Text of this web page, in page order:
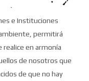
e Instituciones
permitirá
realice en armonía
de nosotros que
de que no hay